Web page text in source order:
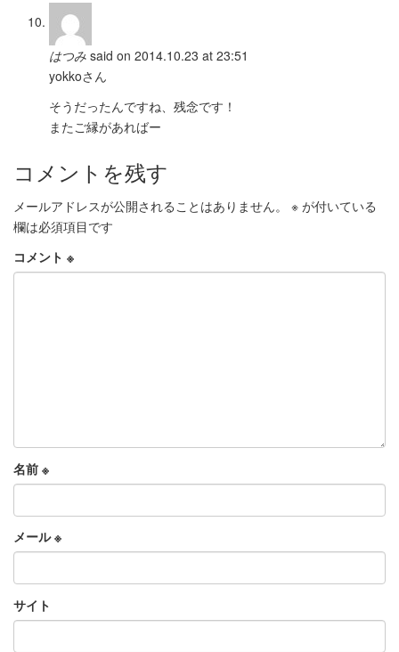
はつみ said on 2014.10.23 at 23:51
yokkoさん
そうだったんですね、残念です！
またご縁があればー
コメントを残す
メールアドレスが公開されることはありません。 ※ が付いている
欄は必須項目です
コメント ※
名前 ※
メール※
サイト